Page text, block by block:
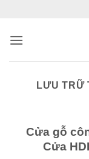
nội
LƯU TRỮ
Cửa gỗ
Cửa